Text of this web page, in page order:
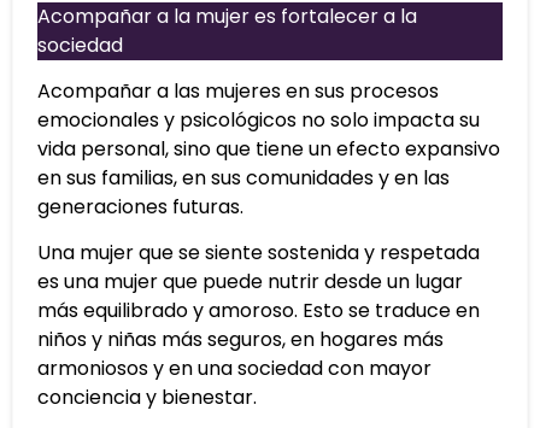
Acompañar a la mujer es fortalecer a la
sociedad
Acompañar a las mujeres en sus procesos
emocionales y psicológicos no solo impacta su
vida personal, sino que tiene un efecto expansivo
en sus familias, en sus comunidades y en las
generaciones futuras.
Una mujer que se siente sostenida y respetada
es una mujer que puede nutrir desde un lugar
más equilibrado y amoroso. Esto se traduce en
niños y niñas más seguros, en hogares más
armoniosos y en una sociedad con mayor
conciencia y bienestar.